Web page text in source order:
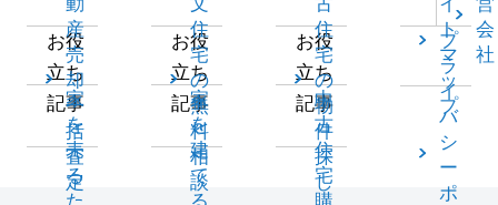
産
売
却
一
括
査
定
お役
立ち
記事
家
を
売
る
住
宅
の
無
料
相
談
お役
立ち
記事
家
を
建
て
住
宅
の
物
件
探
し
お役
立ち
記事
中
古
住
宅
ト
マ
ッ
プ
会
社
プ
ラ
イ
バ
シ
ー
ポ